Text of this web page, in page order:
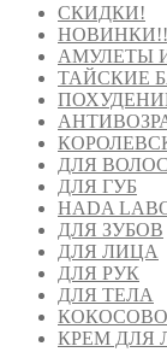
СКИДКИ!
НОВИНКИ!!
АМУЛЕТЫ
ТАЙСКИЕ
ДЛЯ ВОЛОС
ДЛЯ ГУБ
HADA
ДЛЯ ЗУБОВ
ДЛЯ ЛИЦА
ДЛЯ РУК
ДЛЯ ТЕЛА
КРЕМ ДЛЯ